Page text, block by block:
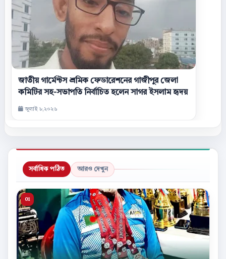
জাতীয় গার্মেন্টস শ্রমিক ফেডারেশনের গাজীপুর জেলা
কমিটির সহ-সভাপতি নির্বাচিত হলেন সাগর ইসলাম হৃদয়
জুলাই ৮,২০২৬
সর্বাধিক পঠিত আরও দেখুন